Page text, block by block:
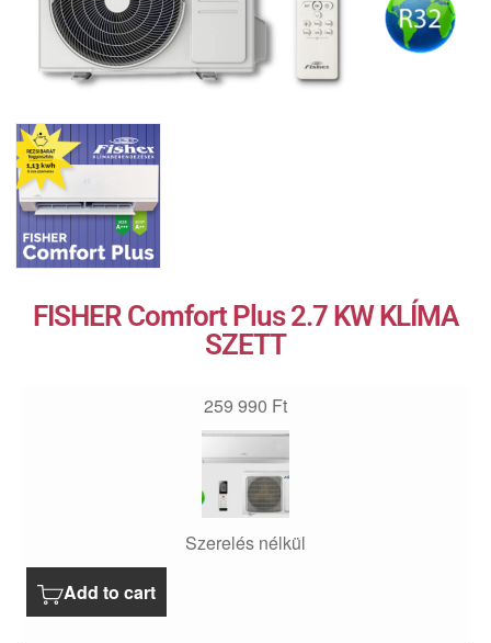
FISHER Comfort Plus 2.7 KW KLÍMA
SZETT
259 990 Ft
Szerelés nélkül
Add to cart